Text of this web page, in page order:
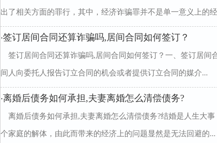
出了相关方面的罪行，其中，经济诈骗罪并不是单一意义上的
·签订居间合同还算诈骗吗,居间合同如何签订？
签订居间合同还算诈骗吗,居间合同如何签订？一、签订居间
间人向委托人报告订立合同的机会或者提供订立合同的媒介...
·离婚后债务如何承担,夫妻离婚怎么清偿债务?
离婚后债务如何承担,夫妻离婚怎么清偿债务?结婚是人生大
个家庭的解体，由此而带来的经济上的问题显然是无法回避的...